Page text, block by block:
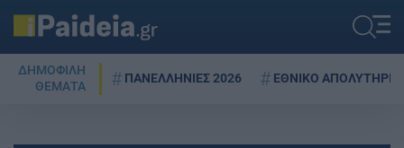
ΔΗΜΟΦΙΛΗ
ΘΕΜΑΤΑ
ΠΑΝΕΛΛΗΝΙΕΣ 2026 ΕΘΝΙΚΟ ΑΠΟΛΥΤΗΡΙΟ